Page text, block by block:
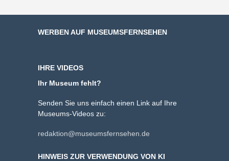
WERBEN AUF MUSEUMSFERNSEHEN
IHRE VIDEOS
Ihr Museum fehlt?
Senden Sie uns einfach einen Link auf Ihre
Museums-Videos zu:
redaktion@museumsfernsehen.de
HINWEIS ZUR VERWENDUNG VON KI